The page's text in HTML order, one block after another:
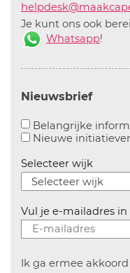
Je kunt ons ook
Whatsapp!
Nieuwsbrief
Belangrijke
Nieuwe
Selecteer wijk
Vul je e-mailadres in
Ik ga ermee